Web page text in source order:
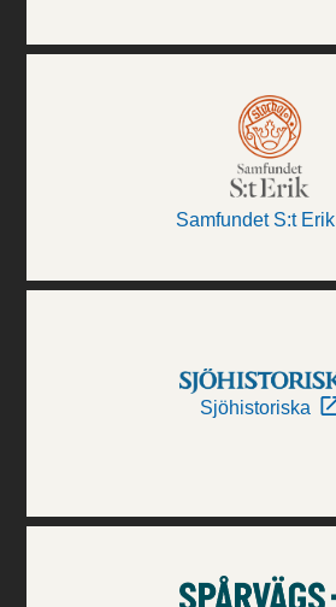
Samfundet S:t Erik
Sjöhistoriska